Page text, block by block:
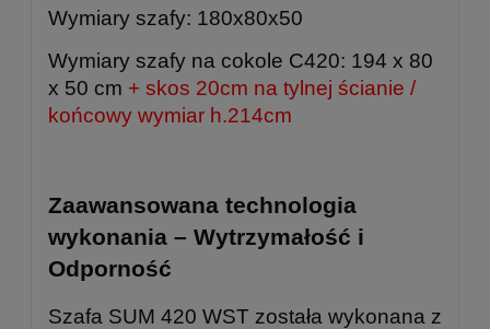
Wymiary szafy: 180x80x50
Wymiary szafy na cokole C420: 194 x 80
x 50 cm + skos 20cm na tylnej ścianie /
końcowy wymiar h.214cm
Zaawansowana technologia
wykonania – Wytrzymałość i
Odporność
Szafa SUM 420 WST została wykonana z